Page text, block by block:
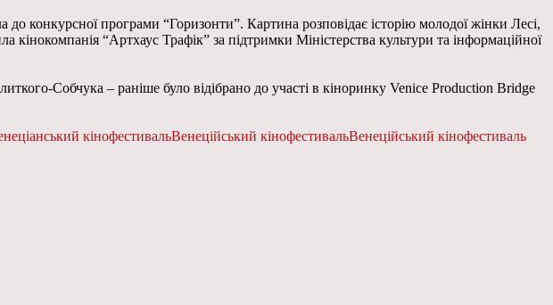
конкурсної програми “Горизонти”. Картина розповідає історію молодої жінки Лесі,
“Артхаус Трафік” за підтримки Міністерства культури та інформаційної
Собчука – раніше було відібрано до участі в кіноринку Venice Production Bridge
кінофестивальВенеційський кінофестивальВенеційський кінофестиваль